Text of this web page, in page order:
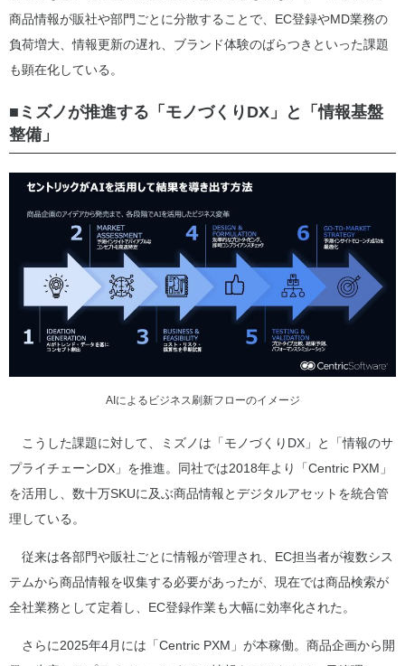
商品情報が販社や部門ごとに分散することで、EC登録やMD業務の
負荷増大、情報更新の遅れ、ブランド体験のばらつきといった課題
も顕在化している。
■ミズノが推進する「モノづくりDX」と「情報基盤
整備」
AIによるビジネス刷新フローのイメージ
こうした課題に対して、ミズノは「モノづくりDX」と「情報のサ
プライチェーンDX」を推進。同社では2018年より「Centric PXM」
を活用し、数十万SKUに及ぶ商品情報とデジタルアセットを統合管
理している。
従来は各部門や販社ごとに情報が管理され、EC担当者が複数シス
テムから商品情報を収集する必要があったが、現在では商品検索が
全社業務として定着し、EC登録作業も大幅に効率化された。
さらに2025年4月には「Centric PXM」が本稼働。商品企画から開